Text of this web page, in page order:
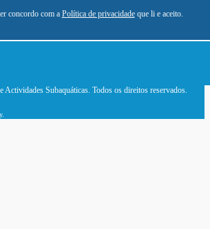
concordo com a Política de privacidadeque li e aceito.
Actividades Subaquáticas. Todos os direitos reservados.